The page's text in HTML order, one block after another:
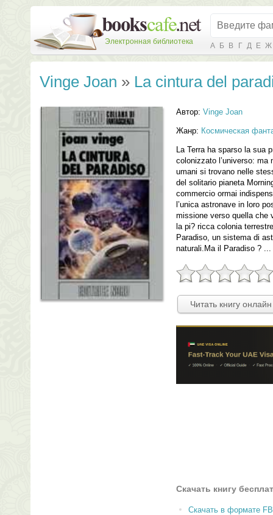
Электронная библиотека А Б В Г Д Е Ж
Vinge Joan » La cintura del
Автор: Vinge Joan
Жанр: Космическая
La Terra ha sparso la sua
colonizzato l’universo:
umani si trovano nelle
del solitario pianeta
commercio ormai
l’unica astronave in loro
missione verso quella che
la pi? ricca colonia
Paradiso, un sistema di
naturali.Ma il Paradiso ? ...
Читать книгу
Скачать книгу
Скачать в формате